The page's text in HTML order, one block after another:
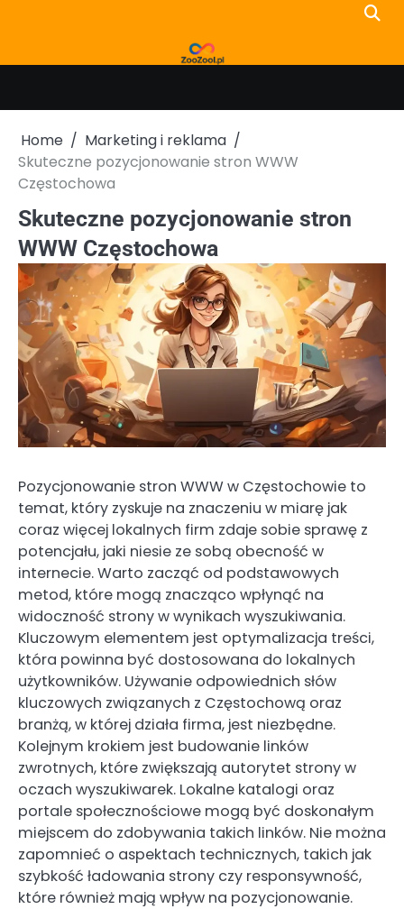
Home
Marketing i reklama
Skuteczne pozycjonowanie stron WWW
Częstochowa
Skuteczne pozycjonowanie stron
WWW Częstochowa
Pozycjonowanie stron WWW w Częstochowie to
temat, który zyskuje na znaczeniu w miarę jak
coraz więcej lokalnych firm zdaje sobie sprawę z
potencjału, jaki niesie ze sobą obecność w
internecie. Warto zacząć od podstawowych
metod, które mogą znacząco wpłynąć na
widoczność strony w wynikach wyszukiwania.
Kluczowym elementem jest optymalizacja treści,
która powinna być dostosowana do lokalnych
użytkowników. Używanie odpowiednich słów
kluczowych związanych z Częstochową oraz
branżą, w której działa firma, jest niezbędne.
Kolejnym krokiem jest budowanie linków
zwrotnych, które zwiększają autorytet strony w
oczach wyszukiwarek. Lokalne katalogi oraz
portale społecznościowe mogą być doskonałym
miejscem do zdobywania takich linków. Nie można
zapomnieć o aspektach technicznych, takich jak
szybkość ładowania strony czy responsywność,
które również mają wpływ na pozycjonowanie.